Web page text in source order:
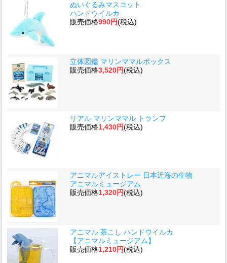
ぬいぐるみマスコット
ハンドウイルカ
販売価格990円(税込)
立体図鑑 マリンママルボックス
販売価格3,520円(税込)
リアル マリンママル トランプ
販売価格1,430円(税込)
アニマルアイストレー 日本近海の生物
アニマルミュージアム
販売価格1,320円(税込)
アニマル 茶こし ハンドウイルカ
【アニマルミュージアム】
販売価格1,210円(税込)